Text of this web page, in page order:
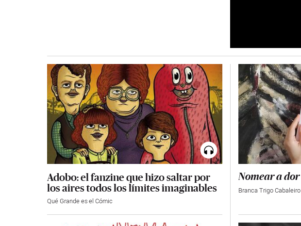
Adobo: el fanzine que hizo saltar por
los aires todos los límites imaginables
Qué Grande es el Cómic
Nomear a dor
Branca Trigo Cabaleiro